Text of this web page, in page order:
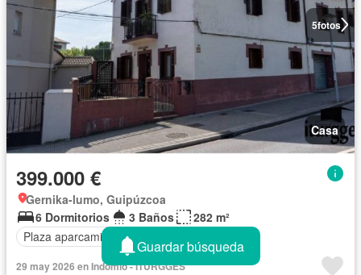
5fotos
Casa
399.000 €
Gernika-lumo, Guipúzcoa
6 Dormitorios
3 Baños
282 m²
Plaza aparcamiento
29 may 2026 en Indomio - ITURGGES
Guardar búsqueda